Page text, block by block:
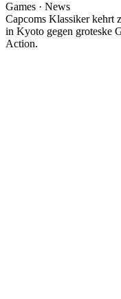
Games · News
Capcoms Klassiker kehrt
in Kyoto gegen groteske
Action.